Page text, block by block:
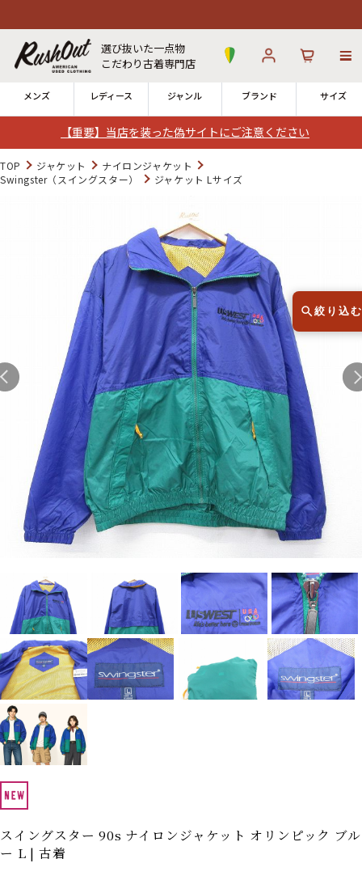
【重要】当店を装った偽サイトにご注意ください
選び抜いた一点物
こだわり古着専門店
メンズ レディース ジャンル ブランド サイズ
ログイン
発送について 12時までのご注文で当日出荷！
※対応不可：日祝、長期休暇、セール
Search by Hotword今週のHOTワード（7/29〜8/4）
1 Tシャツ USA製 2 映画 3 ミリタリー 4 スターウォーズ
ラルフローレン 大きいサイズ アニメ ディズニー
Search by Brandブランドから探す
チャンピオン
パタゴニア
カーハート ディッキーズ
アディダス ナイキ
リーバイス
TOP ジャケット
ナイロンジャケット
Swingster（スイングスター）
ジャケット Lサイズ
スイングスター 90s ナイロンジャケット オリンピック ブル
ー L | 古着
絞り込む